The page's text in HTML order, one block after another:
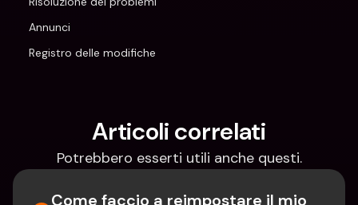
Annunci
Registro delle modifiche
Articoli correlati
Potrebbero esserti utili anche questi.
Come faccio a reimpostare il mio